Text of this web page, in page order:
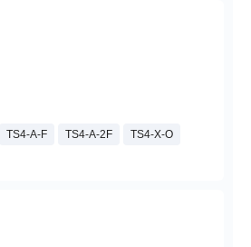
TS4-A-F TS4-A-2F TS4-X-O